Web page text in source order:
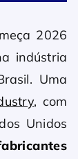
2026
indústria
Uma
, com
Unidos